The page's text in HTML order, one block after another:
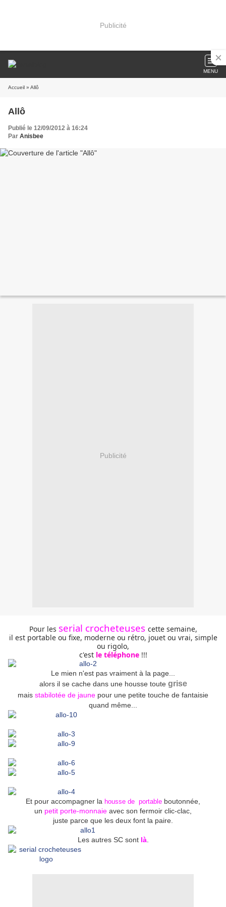
Publicité
MENU
Accueil » Allô
Allô
Publié le 12/09/2012 à 16:24
Par Anisbee
Publicité
Pour les serial crocheteuses cette semaine,
il est portable ou fixe, moderne ou rétro, jouet ou vrai, simple
ou rigolo,
c'estle téléphone !!!
Le mien n'est pas vraiment à la page...
alors il se cache dans une housse toute grise
mais stabilotée de jaune pour une petite touche de fantaisie
quand même...
Et pour accompagner la housse de portable boutonnée,
un petit porte-monnaie avec son fermoir clic-clac,
juste parce que les deux font la paire.
Les autres SC sont là.